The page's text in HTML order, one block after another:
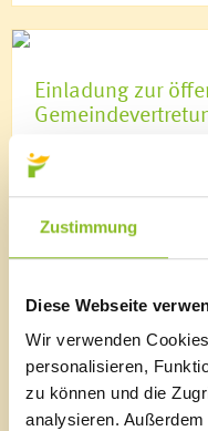
Zustimmung
Diese Webseite
Wir verwenden
personalisieren,
zu können und die
analysieren.
Einladung zur
Am Mittwoch, dem
findet im
öffentliche Sitzung